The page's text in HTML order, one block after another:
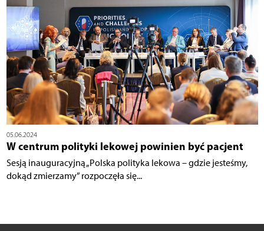
05.06.2024
W centrum polityki lekowej powinien być pacjent
Sesją inauguracyjną „Polska polityka lekowa – gdzie jesteśmy,
dokąd zmierzamy” rozpoczęła się...